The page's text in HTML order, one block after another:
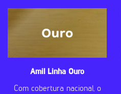
Amil Linha Ouro
Com cobertura nacional, o